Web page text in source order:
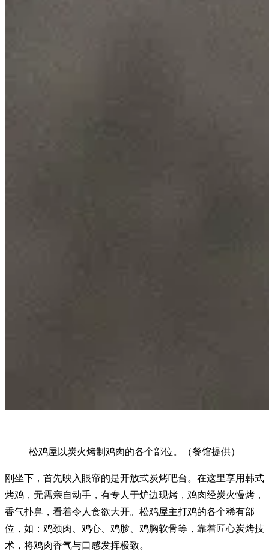
松鸡屋以炭火烤制鸡肉的各个部位。（餐馆提供）
刚坐下，首先映入眼帘的是开放式炭烤吧台。在这里享用韩式
烤鸡，无需亲自动手，有专人于炉边现烤，鸡肉经炭火慢烤，
香气扑鼻，看着令人食欲大开。松鸡屋主打鸡的各个稀有部
位，如：鸡颈肉、鸡心、鸡胗、鸡胸软骨等，靠着匠心炭烤技
术，将鸡肉香气与口感发挥极致。